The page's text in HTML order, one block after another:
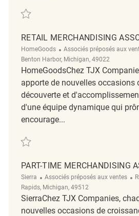
Merchandising Associate REQ131688
RETAIL MERCHANDISING
HomeGoods Associés préposés aux
Benton Harbor, Michigan, 49022
HomeGoodsChez TJX
apporte de nouvelles occasions
découverte et
d'une équipe dynamique qui
encourage...
Retail Merchandising Associate
PART-TIME MERCHANDISING
Sierra Associés préposés aux ventes
Rapids, Michigan, 49512
SierraChez TJX Companies,
nouvelles occasions de